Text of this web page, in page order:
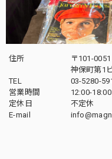
住所
〒101-
神保町第1
TEL
03-5280-
営業時間
12:00-18:00
定休日
不定休
E-mail